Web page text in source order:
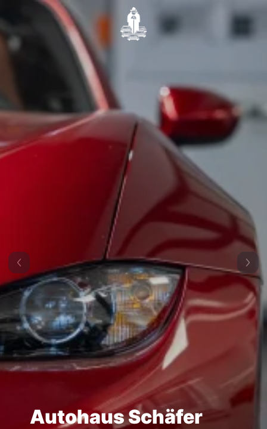
Autohaus Schäfer